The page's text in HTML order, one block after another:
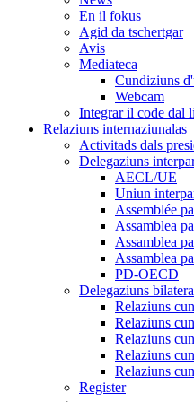
En il fokus
Agid da tschertgar
Avis
Mediateca
Cundiziuns
Webcam
Integrar il code dal
Relaziuns internaziunalas
Activitads dals
Delegaziuns
AECL/UE
Uniun
Assemblée
Assamblea
Assamblea
Assamblea
PD-OECD
Delegaziuns
Relaziuns
Relaziuns
Relaziuns
Relaziuns
Relaziuns
Register